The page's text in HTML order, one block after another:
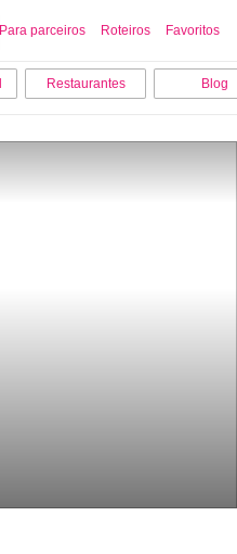
Para parceiros Roteiros Favoritos
Restaurantes Blog